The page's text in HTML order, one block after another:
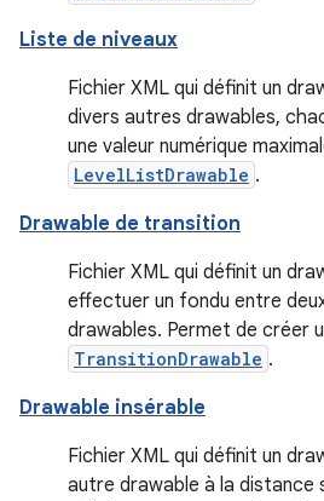
Liste de niveaux
Fichier XML qui définit un
divers autres drawables,
une valeur numérique
LevelListDrawable .
Drawable de transition
Fichier XML qui définit un
effectuer un fondu entre
drawables. Permet de créer
TransitionDrawable .
Drawable insérable
Fichier XML qui définit un
autre drawable à la distance